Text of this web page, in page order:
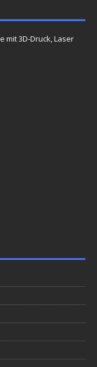
mit 3D-Druck, Laser